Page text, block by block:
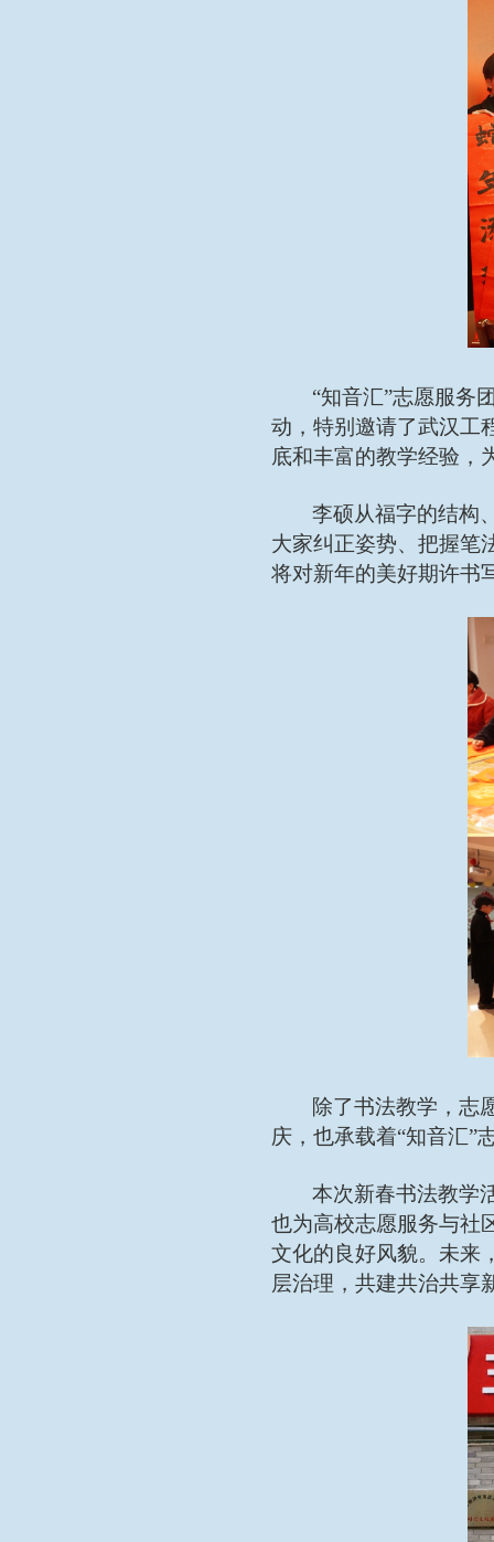
“知音汇”志愿服务
动，特别邀请了武汉工
底和丰富的教学经验，
李硕从福字的结构
大家纠正姿势、把握笔
将对新年的美好期许书
除了书法教学，志
庆，也承载着“知音汇”
本次新春书法教学
也为高校志愿服务与社
文化的良好风貌。未来
层治理，共建共治共享